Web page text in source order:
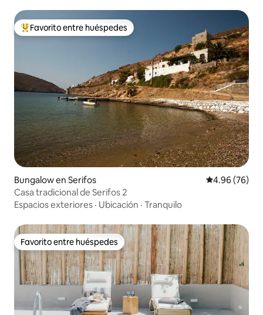
De los mejores en Favorito entre huéspedes
Favorito entre huéspedes
Bungalow en Serifos Calificación
4.96 (76)
Casa tradicional de Serifos 2
Espacios exteriores · Ubicación · Tranquilo
Favorito entre huéspedes
Favorito entre huéspedes